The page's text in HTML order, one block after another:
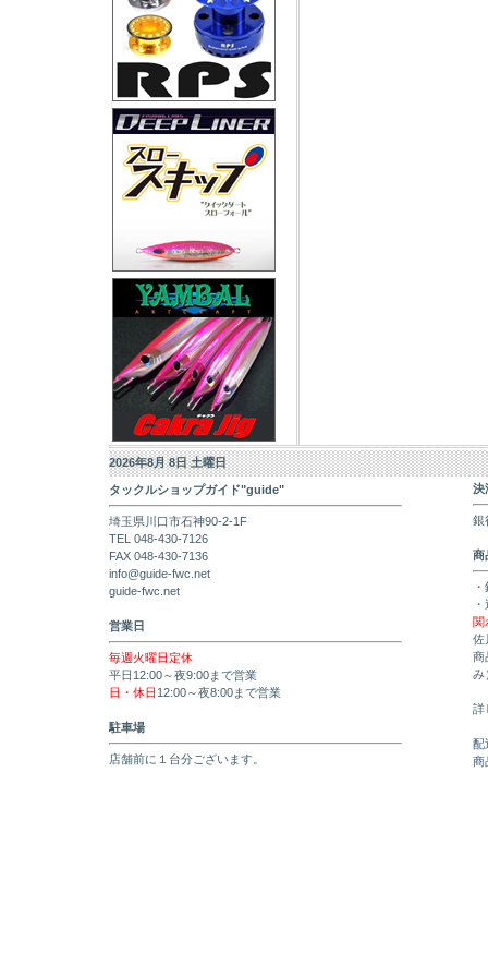
2026年8月 8日 土曜日
タックルショップガイド"guide"
埼玉県川口市石神90-2-1F
TEL 048-430-7126
FAX 048-430-7136
info@guide-fwc.net
guide-fwc.net
営業日
毎週火曜日定休
平日12:00～夜9:00まで営業
日・休日 12:00～夜8:00まで営業
駐車場
店舗前に１台分ございます。
決
銀
商
関
佐
商
み
詳
配
商